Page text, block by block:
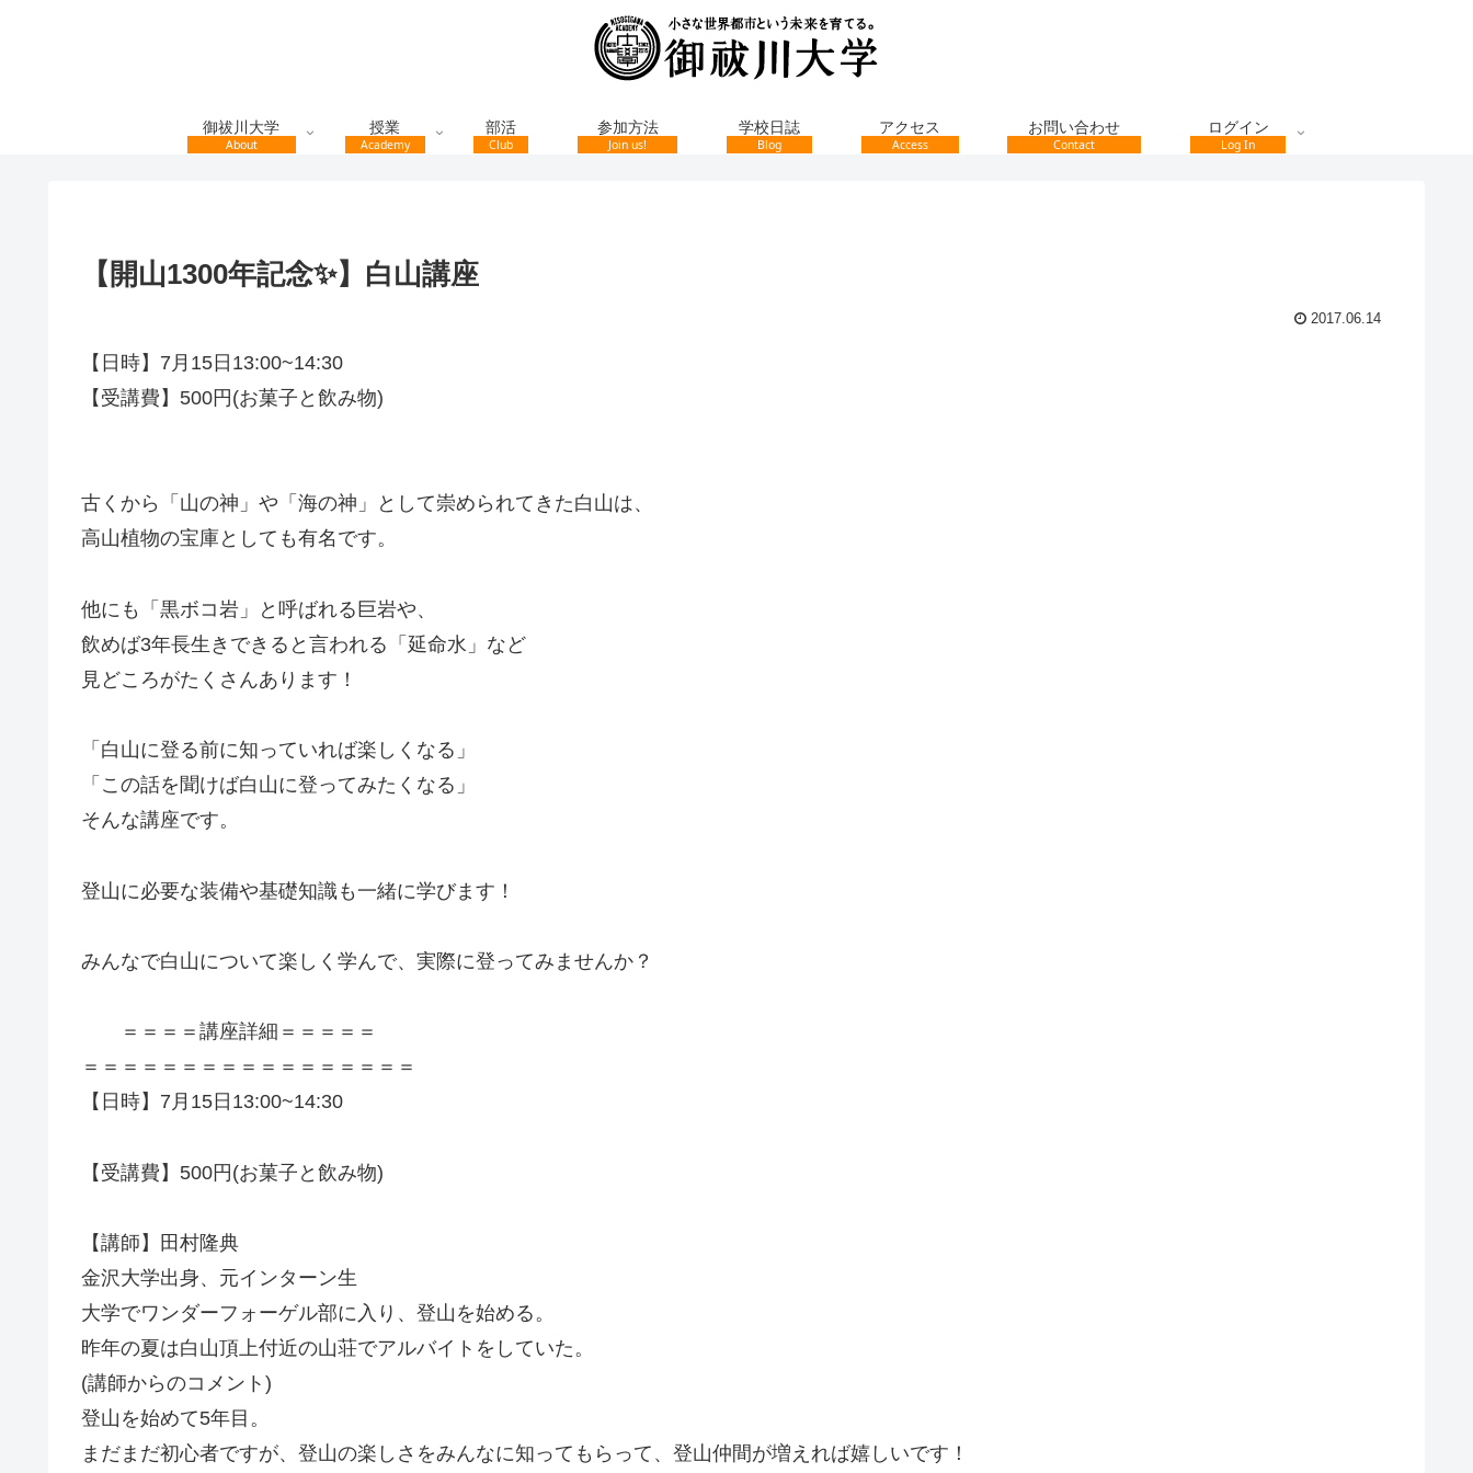
御祓川大学
About
授業
Academy
部活
Club
参加方法
Join us!
学校日誌
Blog
アクセス
Access
お問い合わせ
Contact
ログイン
Log In
【開山1300年記念✨】白山講座
2017.06.14
【日時】7月15日13:00~14:30
【受講費】500円(お菓子と飲み物)
古くから「山の神」や「海の神」として崇められてきた白 山は、
高山植物の宝庫としても有名です。
他にも「黒ボコ岩」と呼ばれる巨岩や、
飲めば3年長生きできると言われる「延命水」など
見どころがたくさんあります！
「白山に登る前に知っていれば楽しくなる」
「この話を聞けば白山に登ってみたくなる」
そんな講座です。
登山に必要な装備や基礎知識も一緒に学びます！
みんなで白山について楽しく学んで、実際に登ってみませんか？
＝＝＝＝講座詳細＝＝＝＝＝
＝＝＝＝＝＝＝＝＝＝＝＝＝＝＝＝＝
【日時】7月15日13:00~14:30
【受講費】500円(お菓子と飲み物)
【講師】田村隆典
金沢大学出身、元インターン生
大学でワンダーフォーゲル部に入り、登山を始める。
昨年の夏は白山頂上付近の山荘でアルバイトをしていた。
(講師からのコメント)
登山を始めて5年目。
まだまだ初心者ですが、登山の楽しさをみんなに知っても らって、登山仲間が増えれば嬉しいです！